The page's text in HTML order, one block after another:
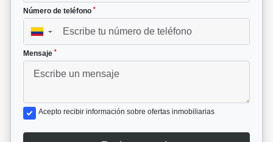
Número de teléfono *
▼
Mensaje *
Acepto recibir información sobre ofertas inmobiliarias